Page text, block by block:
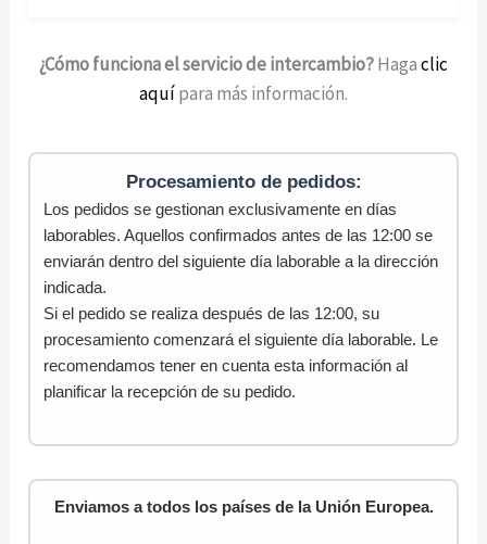
¿Cómo funciona el servicio de intercambio?Hagaclic
aquípara más información.
Procesamiento de pedidos:
Los pedidos se gestionan exclusivamente en días
laborables. Aquellos confirmados antes de las 12:00 se
enviarán dentro del siguiente día laborable a la dirección
indicada.
Si el pedido se realiza después de las 12:00, su
procesamiento comenzará el siguiente día laborable. Le
recomendamos tener en cuenta esta información al
planificar la recepción de su pedido.
Enviamos a todos los países de la Unión Europea.